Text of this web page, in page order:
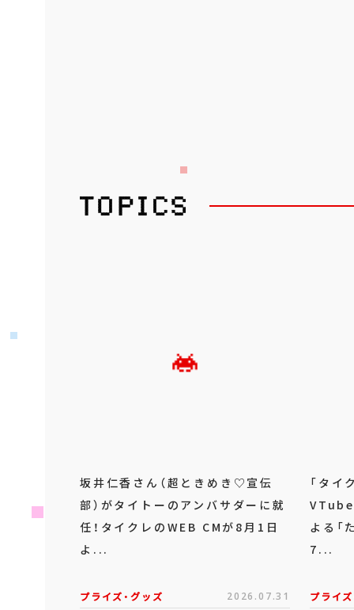
坂井仁香さん（超ときめき♡宣伝
部）がタイトーのアンバサダーに就
任！タイクレのWEB CMが8月1日
よ...
プライズ・グッズ 2026.07.31
「タイ
よる「
7...
プライ